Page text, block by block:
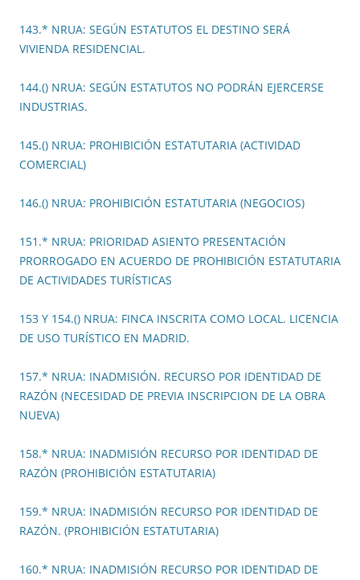
143.* NRUA: SEGÚN ESTATUTOS EL DESTINO SERÁ
VIVIENDA RESIDENCIAL.
144.() NRUA: SEGÚN ESTATUTOS NO PODRÁN EJERCERSE
INDUSTRIAS.
145.() NRUA: PROHIBICIÓN ESTATUTARIA (ACTIVIDAD
COMERCIAL)
146.() NRUA: PROHIBICIÓN ESTATUTARIA (NEGOCIOS)
151.* NRUA: PRIORIDAD ASIENTO PRESENTACIÓN
PRORROGADO EN ACUERDO DE PROHIBICIÓN ESTATUTARIA
DE ACTIVIDADES TURÍSTICAS
153 Y 154.() NRUA: FINCA INSCRITA COMO LOCAL. LICENCIA
DE USO TURÍSTICO EN MADRID.
157.* NRUA: INADMISIÓN. RECURSO POR IDENTIDAD DE
RAZÓN (NECESIDAD DE PREVIA INSCRIPCION DE LA OBRA
NUEVA)
158.* NRUA: INADMISIÓN RECURSO POR IDENTIDAD DE
RAZÓN (PROHIBICIÓN ESTATUTARIA)
159.* NRUA: INADMISIÓN RECURSO POR IDENTIDAD DE
RAZÓN. (PROHIBICIÓN ESTATUTARIA)
160.* NRUA: INADMISIÓN RECURSO POR IDENTIDAD DE